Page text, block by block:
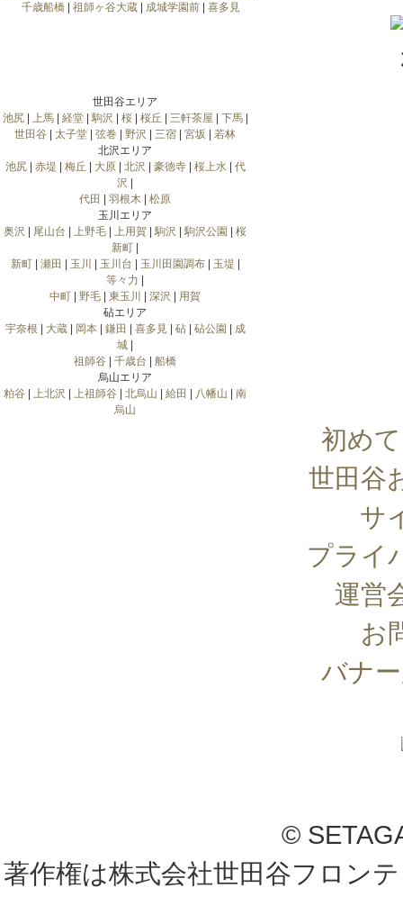
千歳船橋| 祖師ヶ谷大蔵| 成城学園前| 喜多見
世田谷エリア
池尻| 上馬| 経堂| 駒沢 桜| 桜丘 三軒茶屋 下馬|
世田谷
太子堂 弦巻 野沢 三宿 宮坂
若林
北沢エリア
池尻| 赤堤 梅丘 大原| 北沢 豪徳寺| 桜上水| 代
沢
代田
羽根木
松原
玉川エリア
奥沢
尾山台 上野毛 上用賀 駒沢 駒沢公園
桜
新町
新町| 瀬田 玉川 玉川台 玉川田園調布| 玉堤
等々力
中町
野毛 東玉川 深沢
用賀
砧エリア
宇奈根
大蔵| 岡本| 鎌田 喜多見| 砧| 砧公園
成
城
祖師谷
千歳台
船橋
烏山エリア
粕谷
上北沢 上祖師谷 北烏山 給田 八幡山
南
烏山
初め
世田谷
サ
プライ
運営
お
バナ
©
著作権は株式会社世田谷フロン